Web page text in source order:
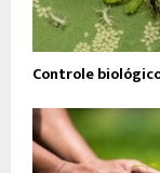
Controle